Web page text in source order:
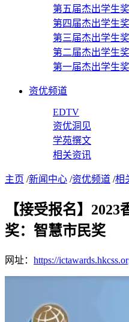
第五届杰出学生
第四届杰出学生
第三届杰出学生
第二届杰出学生奖
第一届杰出学生
资优频道
EDTV
资优洞见
学苑撰文
相关资讯
主页 /新闻中心 /资优频道 /相
【接受报名】
奖：智慧市民奖
网址： https://